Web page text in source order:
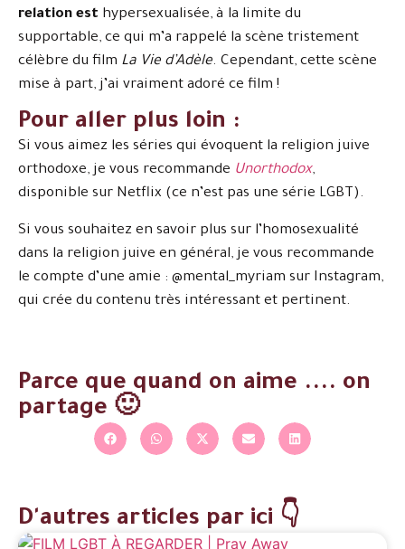
relation est hypersexualisée, à la limite du
supportable, ce qui m’a rappelé la scène tristement
célèbre du film La Vie d’Adèle. Cependant, cette scène
mise à part, j’ai vraiment adoré ce film !
Pour aller plus loin :
Si vous aimez les séries qui évoquent la religion juive
orthodoxe, je vous recommande Unorthodox,
disponible sur Netflix (ce n’est pas une série LGBT).
Si vous souhaitez en savoir plus sur l’homosexualité
dans la religion juive en général, je vous recommande
le compte d’une amie : @mental_myriam sur Instagram,
qui crée du contenu très intéressant et pertinent.
Parce que quand on aime .... on
partage 🙂
D'autres articles par ici 👇